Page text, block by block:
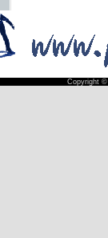
Copyright ©